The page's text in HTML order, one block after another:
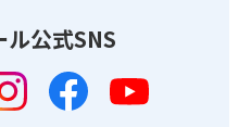
ル公式SNS